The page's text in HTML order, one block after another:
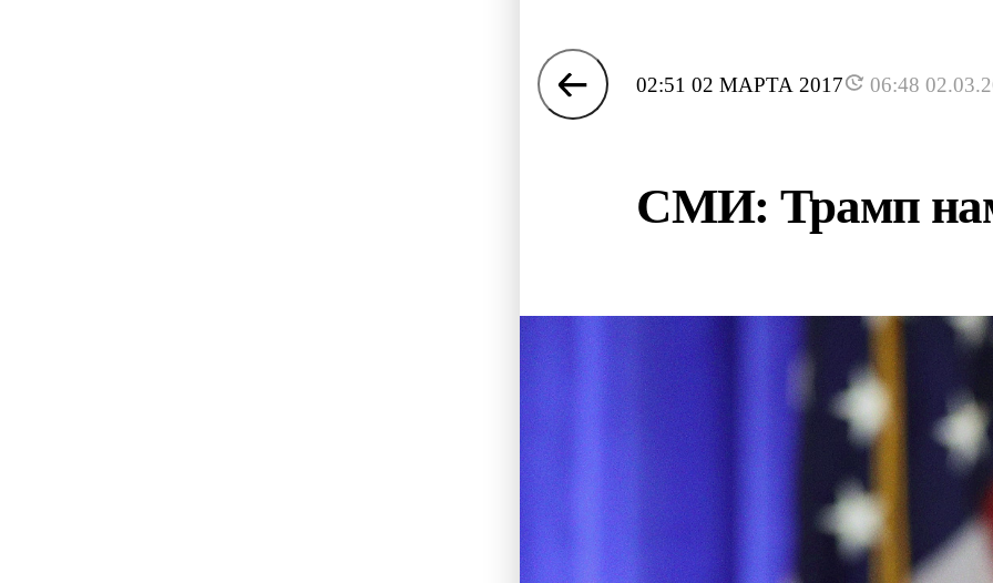
02:51 02 МАРТА 2017 06:48
СМИ: Трамп